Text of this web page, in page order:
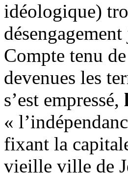
idéologique)
Compte tenu
devenues les
s’est empressé,
«
fixant la
vieille ville de